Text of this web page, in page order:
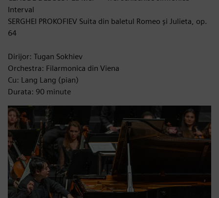
Interval
SERGHEI PROKOFIEV Suita din baletul Romeo și Julieta, op.
64
Dirijor: Tugan Sokhiev
Orchestra: Filarmonica din Viena
Cu: Lang Lang (pian)
Durata: 90 minute